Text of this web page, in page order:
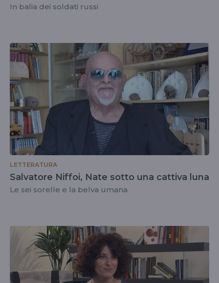
In balia dei soldati russi
LETTERATURA
Salvatore Niffoi, Nate sotto una cattiva luna
Le sei sorelle e la belva umana